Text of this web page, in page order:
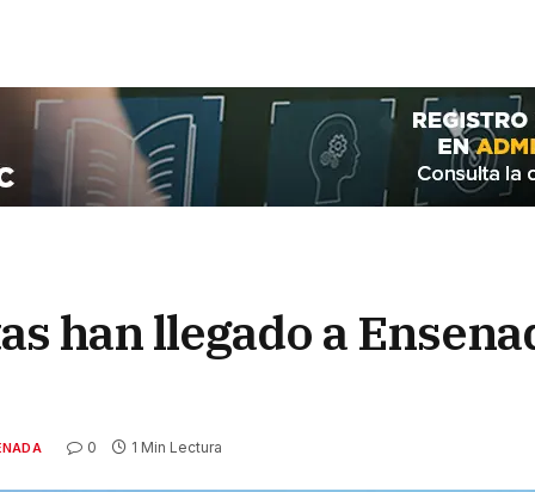
han llegado a
0 1 Min Lectura